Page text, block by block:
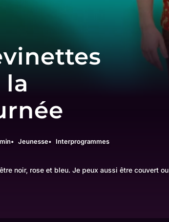
la
Jeunesse Interprogrammes
noir, rose et bleu. Je peux aussi être couvert ou